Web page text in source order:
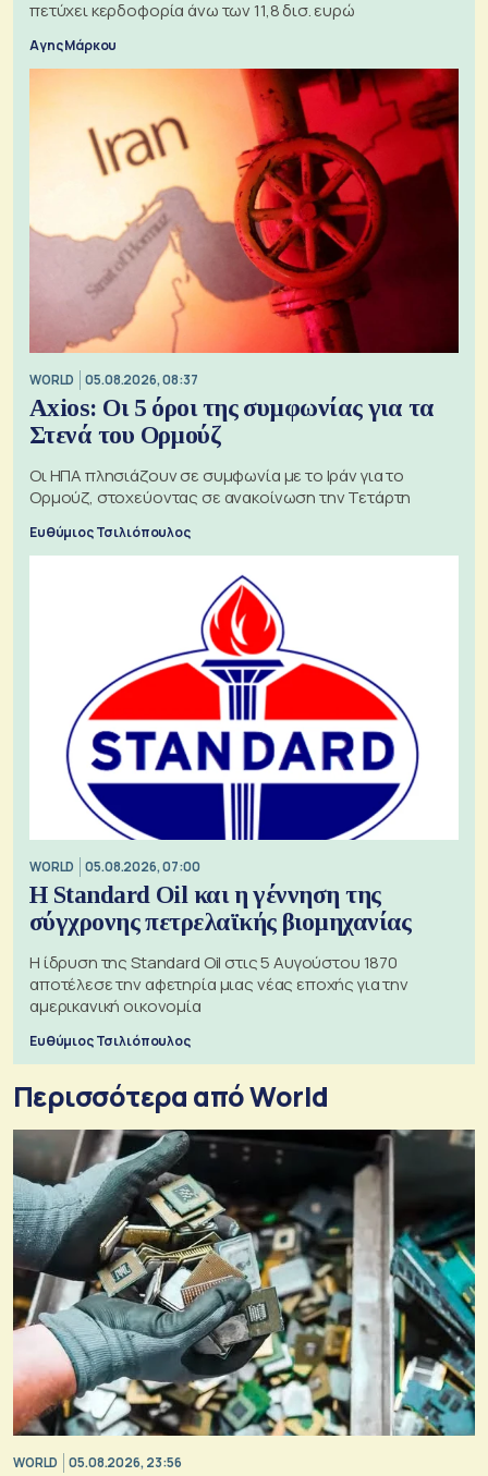
πετύχει κερδοφορία άνω των 11,8 δισ. ευρώ
Αγης Μάρκου
WORLD 05.08.2026, 08:37
Axios: Οι 5 όροι της συμφωνίας για τα
Στενά του Ορμούζ
Οι ΗΠΑ πλησιάζουν σε συμφωνία με το Ιράν για το
Ορμούζ, στοχεύοντας σε ανακοίνωση την Τετάρτη
Ευθύμιος Τσιλιόπουλος
WORLD 05.08.2026, 07:00
Η Standard Oil και η γέννηση της
σύγχρονης πετρελαϊκής βιομηχανίας
Η ίδρυση της Standard Oil στις 5 Αυγούστου 1870
αποτέλεσε την αφετηρία μιας νέας εποχής για την
αμερικανική οικονομία
Ευθύμιος Τσιλιόπουλος
Περισσότερα από World
WORLD 05.08.2026, 23:56